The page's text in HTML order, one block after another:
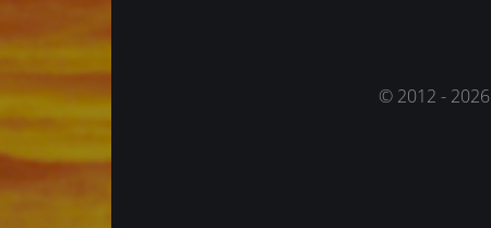
© 2012 - 2026